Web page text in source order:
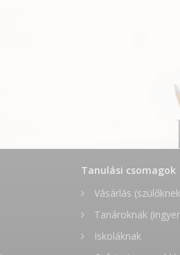
Tanulási csomagok
Vásárlás
Tanároknak
Iskoláknak